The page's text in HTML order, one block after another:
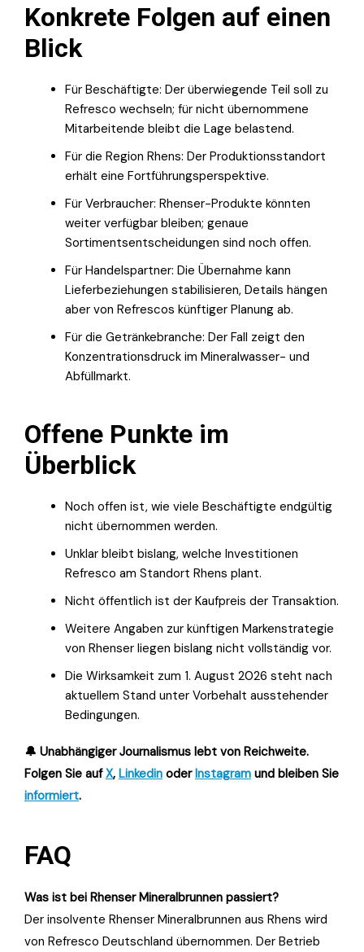
Konkrete Folgen auf einen
Blick
Für Beschäftigte: Der überwiegende Teil soll zu
Refresco wechseln; für nicht übernommene
Mitarbeitende bleibt die Lage belastend.
Für die Region Rhens: Der Produktionsstandort
erhält eine Fortführungsperspektive.
Für Verbraucher: Rhenser-Produkte könnten
weiter verfügbar bleiben; genaue
Sortimentsentscheidungen sind noch offen.
Für Handelspartner: Die Übernahme kann
Lieferbeziehungen stabilisieren, Details hängen
aber von Refrescos künftiger Planung ab.
Für die Getränkebranche: Der Fall zeigt den
Konzentrationsdruck im Mineralwasser- und
Abfüllmarkt.
Offene Punkte im
Überblick
Noch offen ist, wie viele Beschäftigte endgültig
nicht übernommen werden.
Unklar bleibt bislang, welche Investitionen
Refresco am Standort Rhens plant.
Nicht öffentlich ist der Kaufpreis der Transaktion.
Weitere Angaben zur künftigen Markenstrategie
von Rhenser liegen bislang nicht vollständig vor.
Die Wirksamkeit zum 1. August 2026 steht nach
aktuellem Stand unter Vorbehalt ausstehender
Bedingungen.
🔔 Unabhängiger Journalismus lebt von Reichweite.
Folgen Sie aufX, Linkedin oderInstagram und bleiben Sie
informiert.
FAQ
Was ist bei Rhenser Mineralbrunnen passiert?
Der insolvente Rhenser Mineralbrunnen aus Rhens wird
von Refresco Deutschland übernommen. Der Betrieb